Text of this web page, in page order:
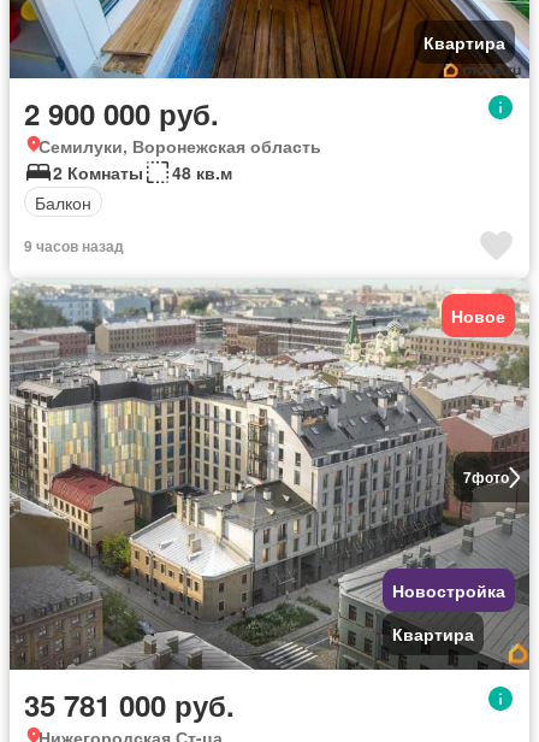
Квартира
2 900 000 руб.
Семилуки, Воронежская область
2 Комнаты
48 кв.м
Балкон
9 часов назад
7фото
Новое
Новостройка
Квартира
35 781 000 руб.
Нижегородская Ст-ца